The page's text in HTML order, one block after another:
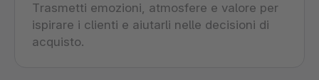
Trasmetti emozioni, atmosfere e valore per
ispirare i clienti e aiutarli nelle decisioni di
acquisto.